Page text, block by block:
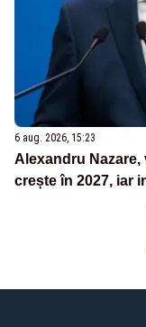
6 aug. 2026, 15:23
Alexandru
crește în 2027, iar